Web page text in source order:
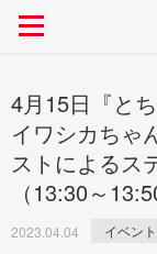
ごあいさつ
> 新商品
> イベント
> コラボ
> 飲食店コラボ
> 生姜
> らっきょう
> オリーブ
> 梅
> らっきょうレシピ
> オリーブレシピ
> その他のレシピ
畑での取り組み
岩下の新生姜ミュージ
4月15日『と
イワシカちゃ
ストによるス
（13:30～
2023.04.04 イベント